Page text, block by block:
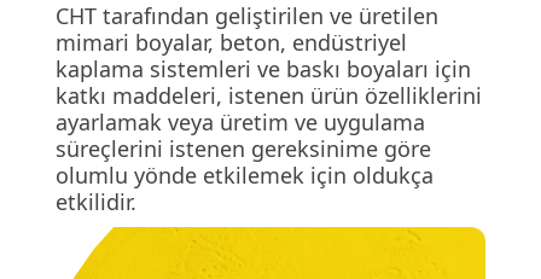
CHT tarafından geliştirilen ve üretilen
mimari boyalar, beton, endüstriyel
kaplama sistemleri ve baskı boyaları için
katkı maddeleri, istenen ürün özelliklerini
ayarlamak veya üretim ve uygulama
süreçlerini istenen gereksinime göre
olumlu yönde etkilemek için oldukça
etkilidir.